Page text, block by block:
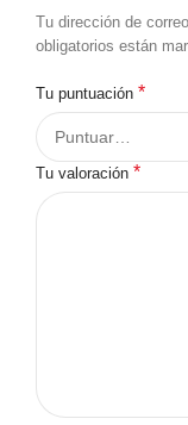
Tu dirección de
obligatorios están
Tu puntuación *
Tu valoración *